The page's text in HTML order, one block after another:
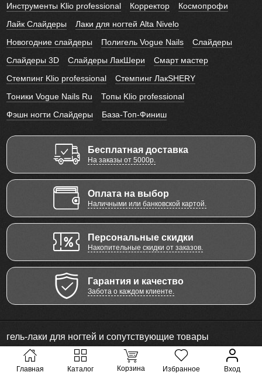
Главная Каталог Корзина Избранное Вход
Инструменты Klio professional
Корректор
Космопрофи
Лайк Слайдеры
Лаки для ногтей Alta Nivelo
Новогодние слайдеры
Полигель Vogue Nails
Слайдеры
Слайдеры 3D
Слайдеры ЛакШери
Смарт мастер
Стемпинг Klio professional
Стемпинг ЛакSHERY
Тоники Vogue Nails Ru
Топы Klio professional
Фэшн ногти Слайдеры
База-Топ-Финиш
Бесплатная доставка
На заказы от 5000р.
Оплата на выбор
Наличными или банковской картой.
Персональные скидки
Накопительные скидки от заказов.
Гарантия и качество
Забота о каждом клиенте.
гель-лаки для ногтей и сопутствующие товары
© 2011 - 2026 Все права защищены